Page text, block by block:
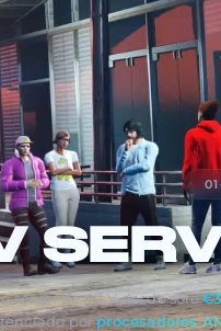
01
server de Alt:V desde solo
porprocesadores